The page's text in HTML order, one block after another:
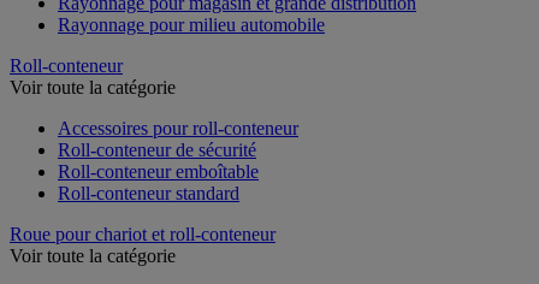
Rayonnage pour milieu automobile
Roll-conteneur
Voir toute la catégorie
Accessoires pour roll-conteneur
Roll-conteneur de sécurité
Roll-conteneur emboîtable
Roll-conteneur standard
Roue pour chariot et roll-conteneur
Voir toute la catégorie